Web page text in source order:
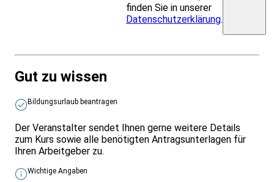
finden Sie in unserer
Datenschutzerklärung.
Gut zu wissen
Bildungsurlaub beantragen
Der Veranstalter sendet Ihnen gerne weitere Details
zum Kurs sowie alle benötigten Antragsunterlagen für
Ihren Arbeitgeber zu.
Wichtige Angaben